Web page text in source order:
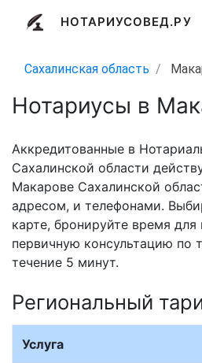
НОТАРИУСОВЕД.РУ
Сахалинская область
Нотариусы в
Аккредитованные в
Сахалинской области
Макарове Сахалинской
адресом, и телефонами.
карте, бронируйте время
первичную консультацию по
течение 5 минут.
Региональный
Услуга